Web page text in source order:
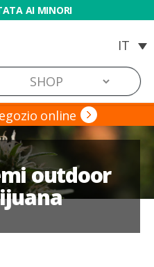
AI MINORI
online
outdoor